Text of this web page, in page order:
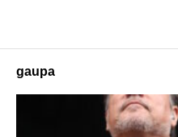
gaupa